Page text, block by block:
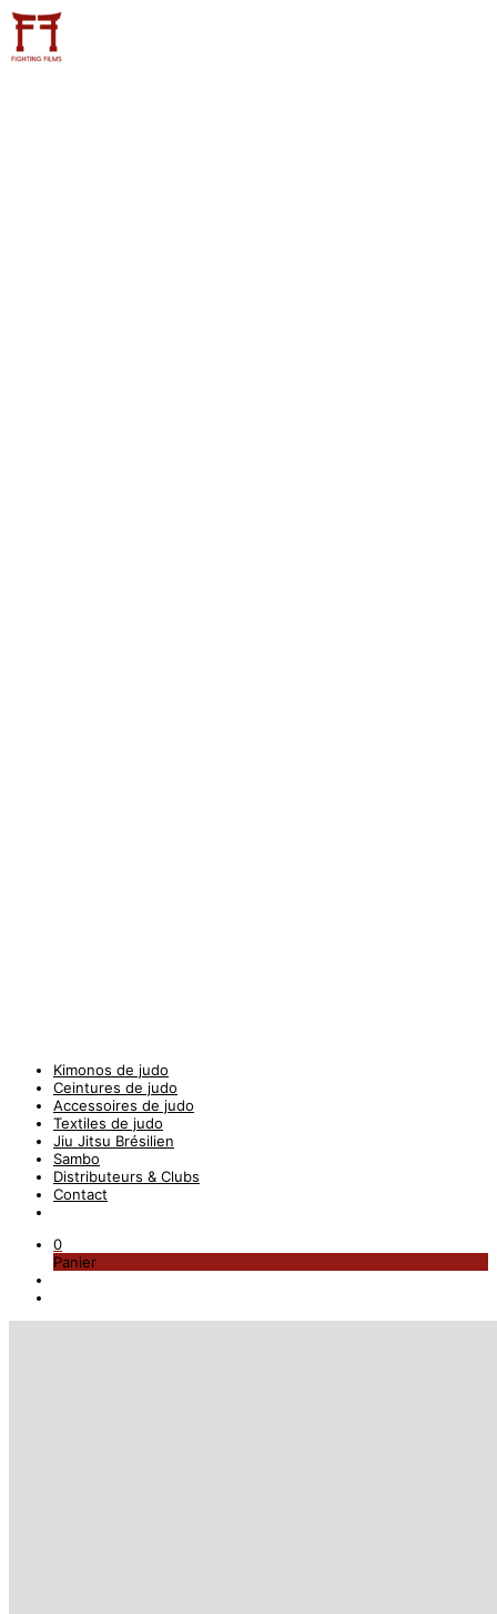
Kimonos de judo
Ceintures de judo
Accessoires de judo
Textiles de judo
Jiu Jitsu Brésilien
Sambo
Distributeurs & Clubs
Contact
0
Panier